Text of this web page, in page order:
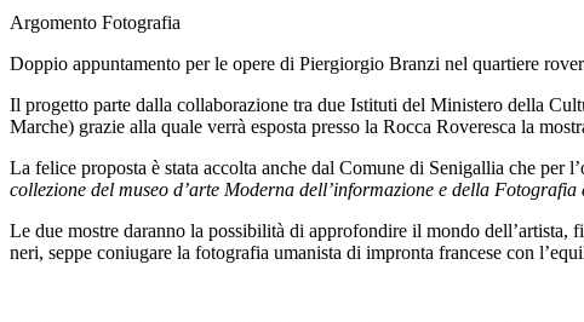
Argomento Fotografia
Doppio appuntamento per le opere di Piergiorgio Branzi nel quartiere
Il progetto parte dalla collaborazione tra due Istituti del Ministero della
Marche) grazie alla quale verrà esposta presso la Rocca Roveresca la
La felice proposta è stata accolta anche dal Comune di Senigallia che per
collezione del museo d’arte Moderna dell’informazione e della Fotografia
Le due mostre daranno la possibilità di approfondire il mondo
neri, seppe coniugare la fotografia umanista di impronta francese con